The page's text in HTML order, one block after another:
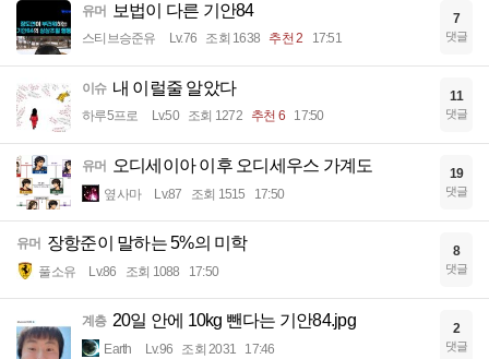
유머 보법이 다른 기안84
스티브승준유 Lv.76 조회 1638 추천 2 17:51
7
댓글
이슈 내 이럴줄 알았다
하루5프로 Lv.50 조회 1272 추천 6 17:50
11
댓글
유머 오디세이아 이후 오디세우스 가계도
옆사마 Lv.87 조회 1515 17:50
19
댓글
유머 장항준이 말하는 5%의 미학
풀소유 Lv.86 조회 1088 17:50
8
댓글
계층 20일 안에 10kg 뺀다는 기안84.jpg
Earth Lv.96 조회 2031 17:46
2
댓글